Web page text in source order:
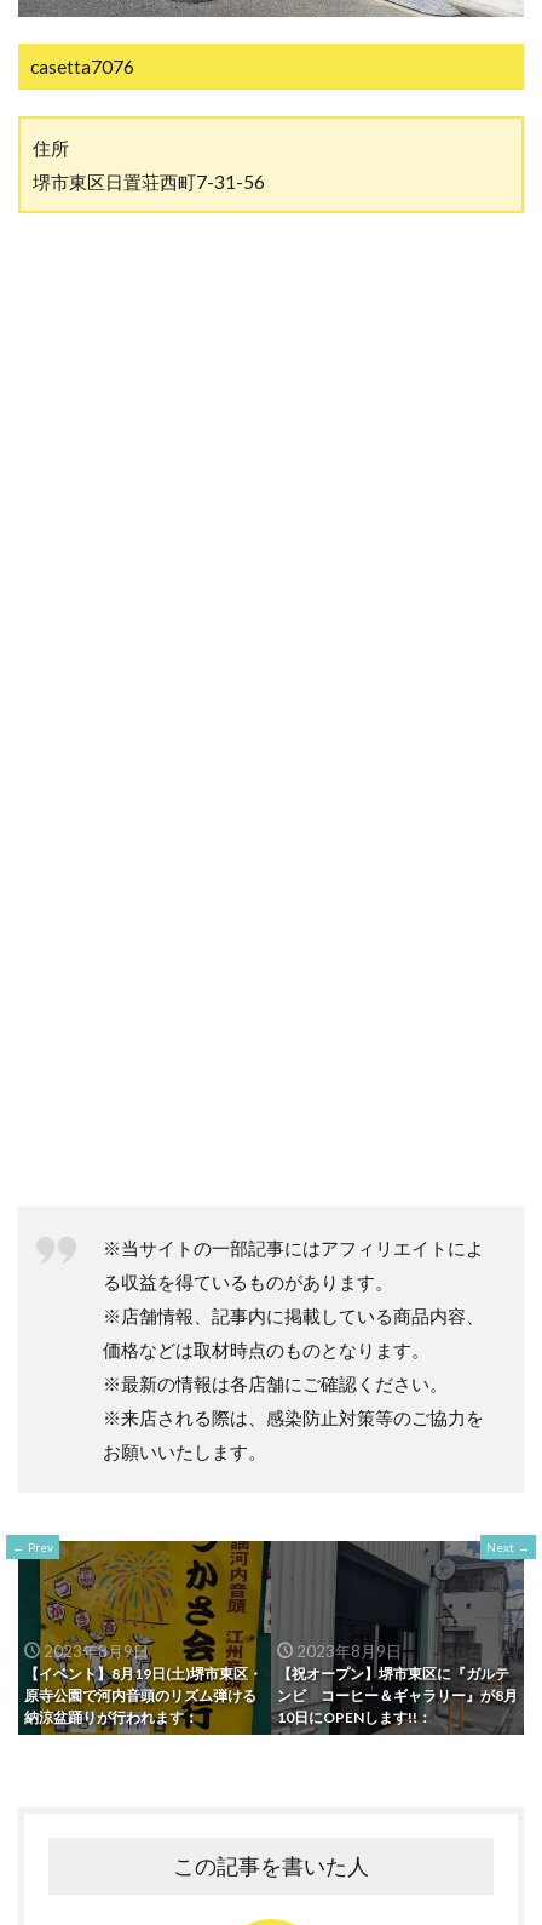
casetta7076
住所
堺市東区日置荘西町7-31-56
※当サイトの一部記事にはアフィリエイトによ
る収益を得ているものがあります。
※店舗情報、記事内に掲載している商品内容、
価格などは取材時点のものとなります。
※最新の情報は各店舗にご確認ください。
※来店される際は、感染防止対策等のご協力を
お願いいたします。
Prev
2023年8月9日
【イベント】8月19日(土)堺市東区・
原寺公園で河内音頭のリズム弾ける
納涼盆踊りが行われます：
Next
2023年8月9日
【祝オープン】堺市東区に『ガルテ
ンビ コーヒー＆ギャラリー』が8月
10日にOPENします!!：
この記事を書いた人